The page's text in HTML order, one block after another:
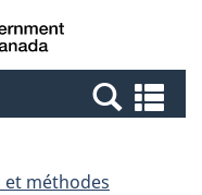
Canada
et
et méthodes